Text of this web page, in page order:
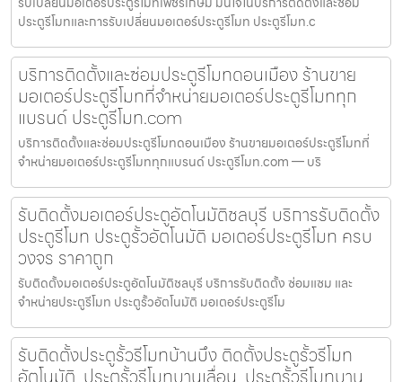
ประตูรีโมทและการรับเปลี่ยนมอเตอร์ประตูรีโมท ประตูรีโมท.c
บริการติดตั้งและซ่อมประตูรีโมทดอนเมือง ร้านขาย
มอเตอร์ประตูรีโมทที่จำหน่ายมอเตอร์ประตูรีโมททุก
แบรนด์ ประตูรีโมท.com
บริการติดตั้งและซ่อมประตูรีโมทดอนเมือง ร้านขายมอเตอร์ประตูรีโมทที่
จำหน่ายมอเตอร์ประตูรีโมททุกแบรนด์ ประตูรีโมท.com — บริ
รับติดตั้งมอเตอร์ประตูอัตโนมัติชลบุรี บริการรับติดตั้ง
ประตูรีโมท ประตูรั้วอัตโนมัติ มอเตอร์ประตูรีโมท ครบ
วงจร ราคาถูก
รับติดตั้งมอเตอร์ประตูอัตโนมัติชลบุรี บริการรับติดตั้ง ซ่อมแซม และ
จำหน่ายประตูรีโมท ประตูรั้วอัตโนมัติ มอเตอร์ประตูรีโม
รับติดตั้งประตูรั้วรีโมทบ้านบึง ติดตั้งประตูรั้วรีโมท